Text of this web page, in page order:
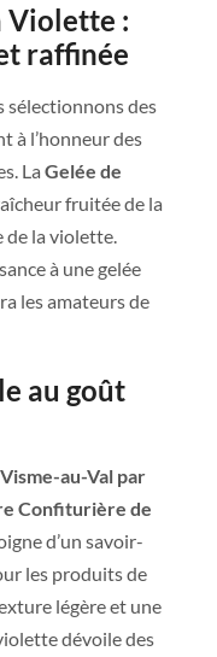
Violette :
raffinée
sélectionnons des
à l’honneur des
La Gelée de
fruitée de la
de la violette.
à une gelée
les amateurs de
au goût
Visme-au-Val par
Confiturière de
d’un savoir-
les produits de
légère et une
dévoile des